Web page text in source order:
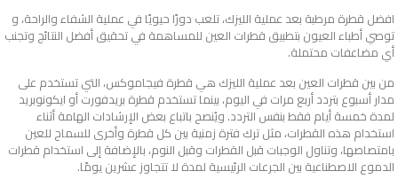
افضل قطرة مرطبة بعد عملية الليزك، تلعب دورًا حيويًا في عملية الشفاء والراحة، و
توصي أطباء العيون بتطبيق قطرات العين للمساهمة في تحقيق أفضل النتائج وتجنب
أي مضاعفات محتملة.
من بين قطرات العين بعد عملية الليزك هي قطرة فيجاموكس، التي تستخدم على
مدار أسبوع بتردد أربع مرات في اليوم، بينما تستخدم قطرة بريدفورت أو ايكونوبريد
لمدة خمسة أيام فقط بنفس التردد. ويُنصح باتباع بعض الإرشادات الهامة أثناء
استخدام هذه القطرات، مثل ترك فترة زمنية بين كل قطرة وأخرى للسماح للعين
بامتصاصها، وتناول الوجبات قبل القطرات وقبل النوم، بالإضافة إلى استخدام قطرات
الدموع الاصطناعية بين الجرعات الرئيسية لمدة لا تتجاوز عشرين يومًا.